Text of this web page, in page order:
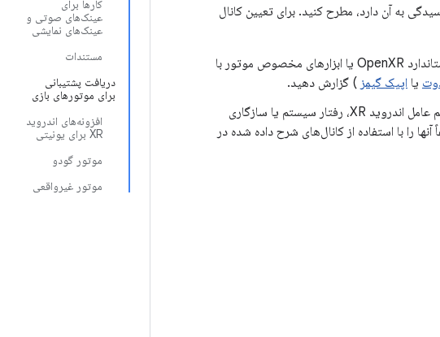
کارها برای
عینک‌های صوتی و
عینک‌های نمایشی
مستندات
دریافت پشتیبانی
برای موتورهای بازی
افزونه‌های اندروید
XR برای یونیتی
موتور گودو
موتور غیرواقعی
به آن دارد، مطرح کنید. برای تعیین کانال
: اگر در ویرایشگر موتور بازی، ویژگی‌های استاندارد OpenXR یا ابزارهای مخصوص موتور با
یا اپیک گیمز ) گزارش دهید.
: اگر با اشکالاتی خاص سیستم عامل اندروید XR، رفتار سیستم یا سازگاری
را با استفاده از کانال‌های شرح داده شده در